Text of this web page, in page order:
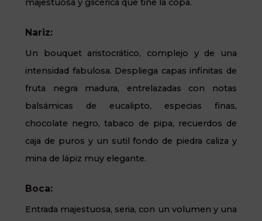
majestuosa y glicérica que tiñe la copa.
Nariz:
Un bouquet aristocrático, complejo y de una
intensidad fabulosa. Despliega capas infinitas de
fruta negra madura, entrelazadas con notas
balsámicas de eucalipto, especias finas,
chocolate negro, tabaco de pipa, recuerdos de
caja de puros y un sutil fondo de piedra caliza y
mina de lápiz muy elegante.
Boca:
Entrada majestuosa, seria, con un volumen y una